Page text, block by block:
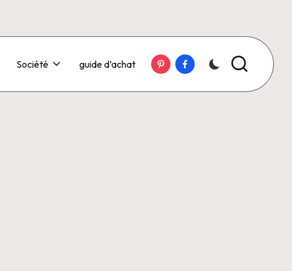
Société guide d’achat PinterestFacebook